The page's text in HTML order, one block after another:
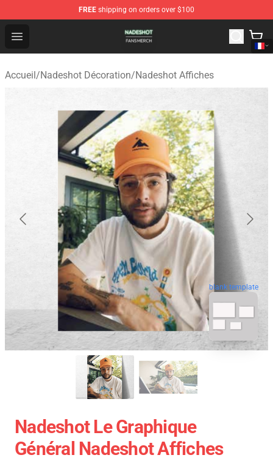
FREE shipping on orders over $100
Open menu
Nadeshot Shop - Official Nadeshot Merchandise Store
Accueil/Nadeshot Décoration/Nadeshot Affiches
blank template
Nadeshot Le Graphique
Général Nadeshot Affiches